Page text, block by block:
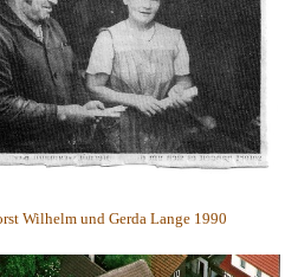
Gerda Lange 1990